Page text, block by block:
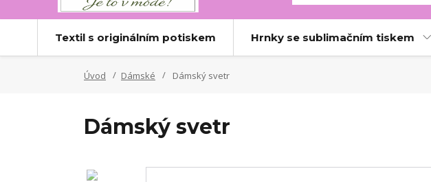
Textil s originálním potiskem Hrnky se sublimačním tiskem
Úvod Dámské Dámský svetr
Dámský svetr